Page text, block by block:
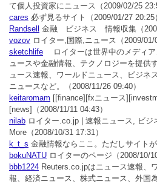
て個人投資家にニュース （2009/02/25
cares 必ず見るサイト
（2009/01/27 20:25
Randsell
金融 ビジネス 情報収集 （
vozov ロイター,国際,ニュース （2009/01/
sketchlife ロイターは世界中のメディア
ュースや金融情報、テクノロジーを提供
ュース速報、ワールドニュース、ビジネ
ニュースなど。
（2008/11/26 09:40）
keitaromam [[finance][fxニュース
[news]
（2008/11/11 04:43）
nilab ロイター.co.jp | 速報ニュース, ビ
More （2008/10/31 17:31）
k_t_s 金融情報ならここ。ただしサイトが
bokuNATU ロイターのページ （2008/10/
bbb1224 Reuters.co.jpはニュース速報、
報、経済ニュース、株式ニュース、外国